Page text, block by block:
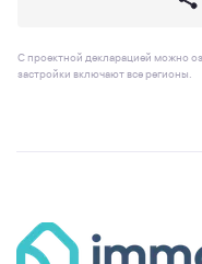
С проектной декларацией можно
застройки включают все регионы.